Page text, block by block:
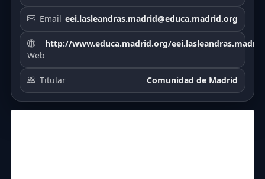
Email eei.lasleandras.madrid@educa.madrid.org
Web
http://www.educa.madrid.org/eei.lasleandras.madrid
Titular Comunidad de Madrid